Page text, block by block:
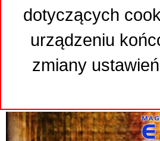
dotyczących
urządzeniu
zmiany